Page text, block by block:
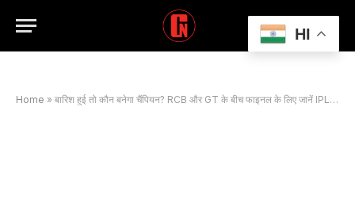
Home » बारिश हुई तो कौन बनेगा चैंपियन? RCB और GT के बीच फाइनल के लिए जानें IPL का ‘रेन रूल’
HI